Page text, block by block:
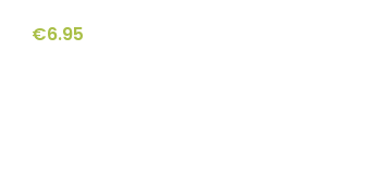
€6.95